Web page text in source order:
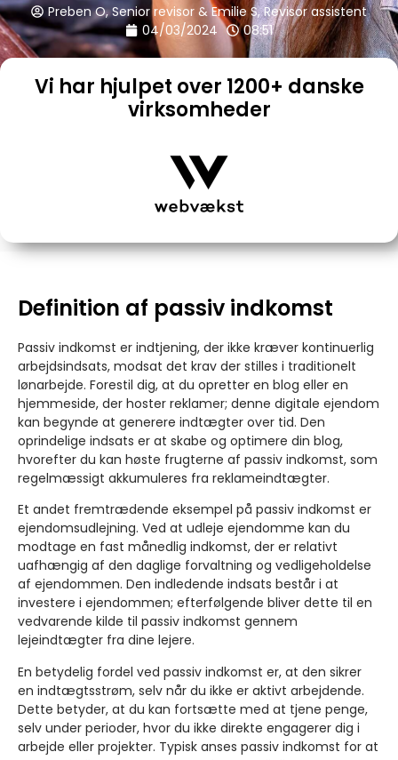
Preben O, Senior revisor & Emilie S, Revisor assistent
04/03/2024
08:51
Vi har hjulpet over 1200+ danske
virksomheder
Definition af passiv indkomst
Passiv indkomst er indtjening, der ikke kræver kontinuerlig
arbejdsindsats, modsat det krav der stilles i traditionelt
lønarbejde. Forestil dig, at du opretter en blog eller en
hjemmeside, der hoster reklamer; denne digitale ejendom
kan begynde at generere indtægter over tid. Den
oprindelige indsats er at skabe og optimere din blog,
hvorefter du kan høste frugterne af passiv indkomst, som
regelmæssigt akkumuleres fra reklameindtægter.
Et andet fremtrædende eksempel på passiv indkomst er
ejendomsudlejning. Ved at udleje ejendomme kan du
modtage en fast månedlig indkomst, der er relativt
uafhængig af den daglige forvaltning og vedligeholdelse
af ejendommen. Den indledende indsats består i at
investere i ejendommen; efterfølgende bliver dette til en
vedvarende kilde til passiv indkomst gennem
lejeindtægter fra dine lejere.
En betydelig fordel ved passiv indkomst er, at den sikrer
en indtægtsstrøm, selv når du ikke er aktivt arbejdende.
Dette betyder, at du kan fortsætte med at tjene penge,
selv under perioder, hvor du ikke direkte engagerer dig i
arbejde eller projekter. Typisk anses passiv indkomst for at